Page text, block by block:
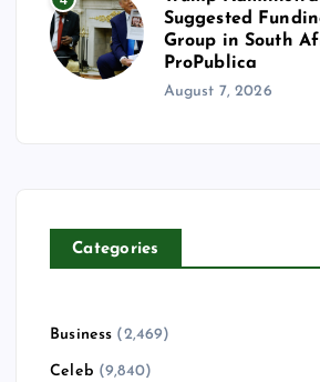
Suggested
Group in South
ProPublica
August 7, 2026
Categories
Business (2,469)
Celeb (9,840)